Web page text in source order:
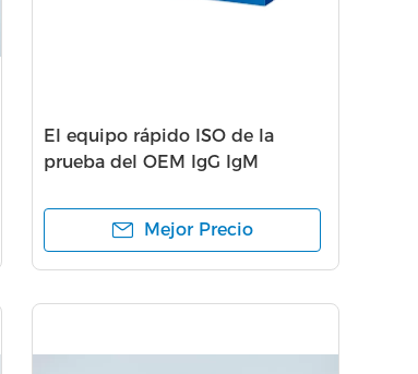
El equipo rápido ISO de la
prueba del OEM IgG IgM
Mejor Precio